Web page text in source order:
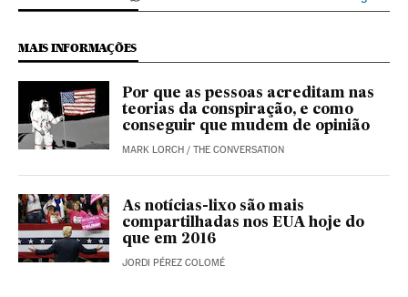
MAIS INFORMAÇÕES
Por que as pessoas acreditam nas
teorias da conspiração, e como
conseguir que mudem de opinião
MARK LORCH / THE CONVERSATION
As notícias-lixo são mais
compartilhadas nos EUA hoje do
que em 2016
JORDI PÉREZ COLOMÉ